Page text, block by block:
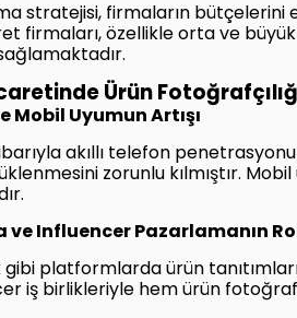
stratejisi, firmaların bütçelerini
firmaları, özellikle orta ve
Ürün
Mobil Uyumun Artışı
akıllı telefon
zorunlu kılmıştır.
ve Influencer Pazarlamanın
platformlarda ürün
iş birlikleriyle hem ürün